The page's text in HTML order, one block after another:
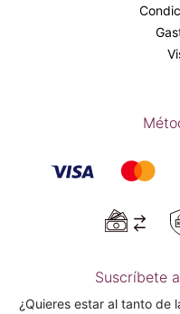
Suscríbete
¿Quieres estar al tanto de